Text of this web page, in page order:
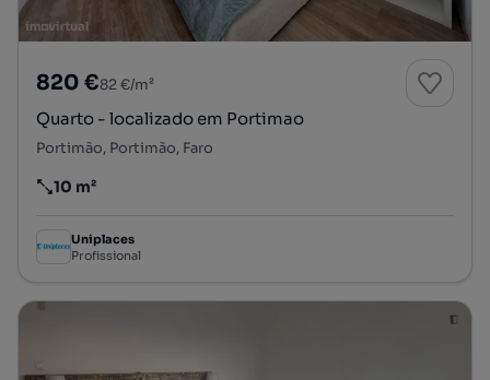
820 €82 €/m²
Quarto - localizado em Portimao
Portimão, Portimão, Faro
Preço por metro quadrado
10 m²
Uniplaces
Profissional